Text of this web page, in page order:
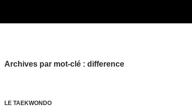
Archives par mot-clé : difference
LE TAEKWONDO